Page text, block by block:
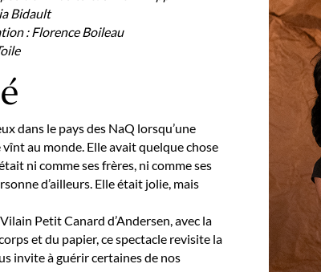
Bidault
: Florence Boileau
dans le pays des NaQ lorsqu’une
au monde. Elle avait quelque chose
ni comme ses frères, ni comme ses
d’ailleurs. Elle était jolie, mais
Petit Canard d’Andersen, avec la
et du papier, ce spectacle revisite la
invite à guérir certaines de nos